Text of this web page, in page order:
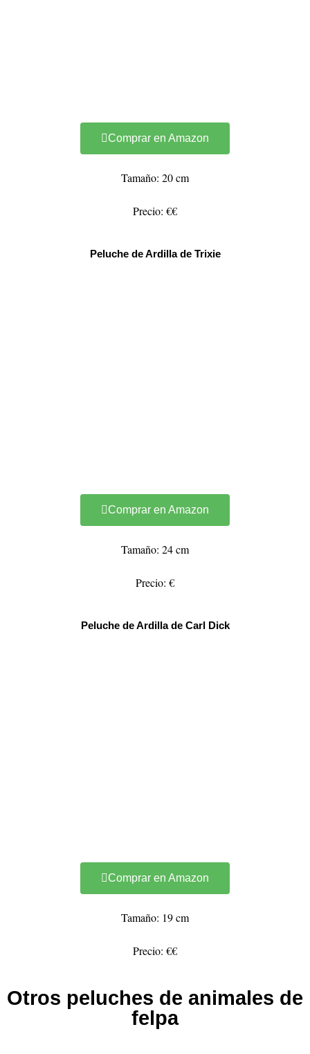
Comprar en Amazon
Tamaño: 20 cm
Precio: €€
Peluche de Ardilla de Trixie
Comprar en Amazon
Tamaño: 24 cm
Precio: €
Peluche de Ardilla de Carl Dick
Comprar en Amazon
Tamaño: 19 cm
Precio: €€
Otros peluches de animales de
felpa